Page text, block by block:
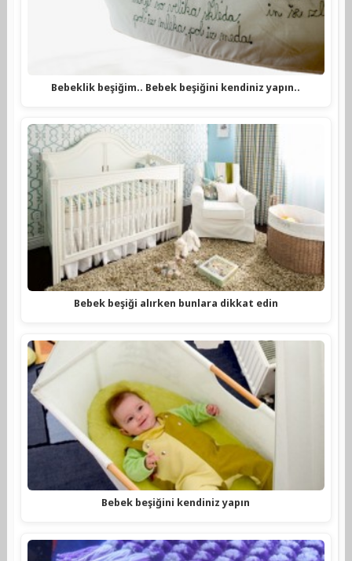
Bebeklik beşiğim.. Bebek beşiğini kendiniz yapın..
Bebek beşiği alırken bunlara dikkat edin
Bebek beşiğini kendiniz yapın